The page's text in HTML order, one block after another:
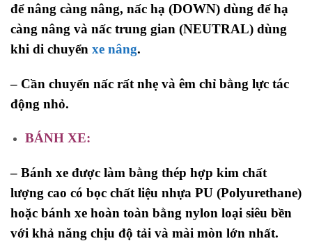
để nâng càng nâng, nấc hạ (DOWN) dùng để hạ
càng nâng và nấc trung gian (NEUTRAL) dùng
khi di chuyển xe nâng.
– Cần chuyển nấc rất nhẹ và êm chỉ bằng lực tác
động nhỏ.
BÁNH XE:
– Bánh xe được làm bằng thép hợp kim chất
lượng cao có bọc chất liệu nhựa PU (Polyurethane)
hoặc bánh xe hoàn toàn bằng nylon loại siêu bền
với khả năng chịu độ tải và mài mòn lớn nhất.